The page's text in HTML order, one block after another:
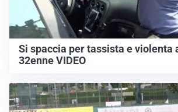
Si spaccia per tassista e violenta
32enne VIDEO